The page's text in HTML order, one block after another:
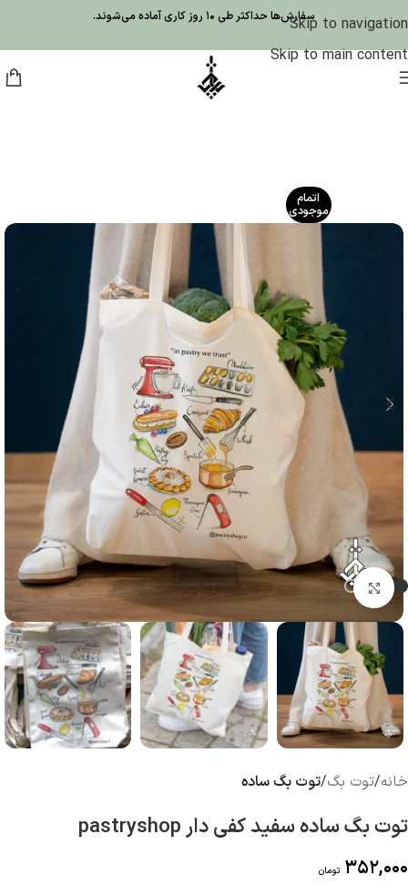
Skip to navigation
Skip to main content
سفارش‌ها حداکثر طی 10 روز کاری آماده می‌شوند.
اتمام
موجودی
بزرگنمایی تصویر
خانه توت بگ توت بگ ساده
توت بگ ساده سفید کفی دار pastryshop
352,000 تومان